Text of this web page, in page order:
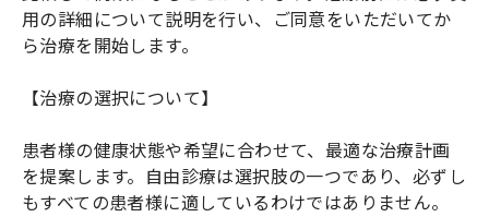
用の詳細について説明を行い、ご同意をいただいてか
ら治療を開始します。
【治療の選択について】
患者様の健康状態や希望に合わせて、最適な治療計画
を提案します。自由診療は選択肢の一つであり、必ずし
もすべての患者様に適しているわけではありません。